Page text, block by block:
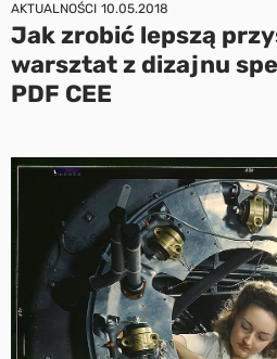
AKTUALNOŚCI 10.05.2018
Jak zrobić lepszą
warsztat z dizajnu
PDF CEE